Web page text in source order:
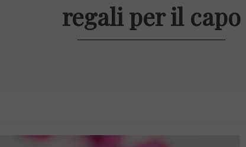
regali per il capo